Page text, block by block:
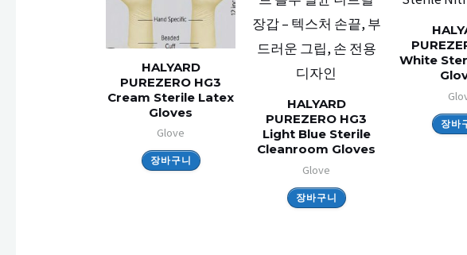
HALYARD
PUREZERO HG3
Cream Sterile Latex
Gloves
Glove
장바구니
HALYARD
PUREZERO HG3
Light Blue Sterile
Cleanroom Gloves
Glove
장바구니
White
장바